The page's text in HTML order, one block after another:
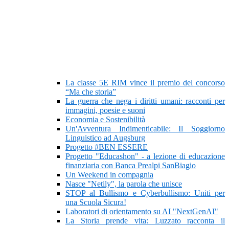
La classe 5E RIM vince il premio del concorso
“Ma che storia”
La guerra che nega i diritti umani: racconti per
immagini, poesie e suoni
Economia e Sostenibilità
Un'Avventura Indimenticabile: Il Soggiorno
Linguistico ad Augsburg
Progetto #BEN ESSERE
Progetto "Educashon" - a lezione di educazione
finanziaria con Banca Prealpi SanBiagio
Un Weekend in compagnia
Nasce "Netily", la parola che unisce
STOP al Bullismo e Cyberbullismo: Uniti per
una Scuola Sicura!
Laboratori di orientamento su AI "NextGenAI"
La Storia prende vita: Luzzato racconta il